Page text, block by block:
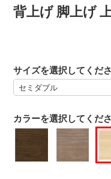
背上げ 脚上げ
カラーを選択してくだ
サイズを選択してくだ